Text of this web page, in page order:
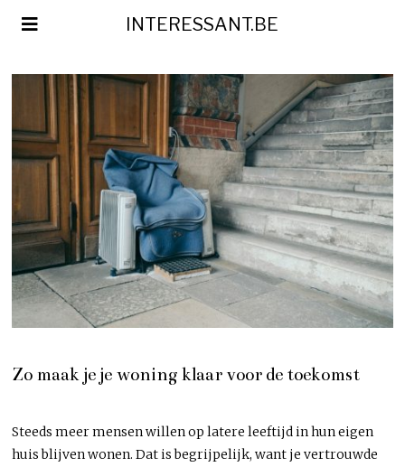
INTERESSANT.BE
Zo maak je je woning klaar voor de toekomst
Steeds meer mensen willen op latere leeftijd in hun eigen
huis blijven wonen. Dat is begrijpelijk, want je vertrouwde